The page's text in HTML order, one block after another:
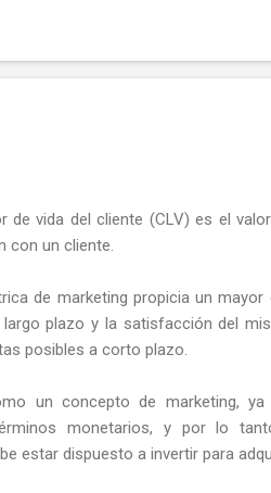
el registro del dominio.
de vida del cliente (CLV) es el
con un cliente.
de marketing propicia un
plazo y la satisfacción del
posibles a corto plazo.
un concepto de marketing,
monetarios, y por lo
estar dispuesto a invertir para